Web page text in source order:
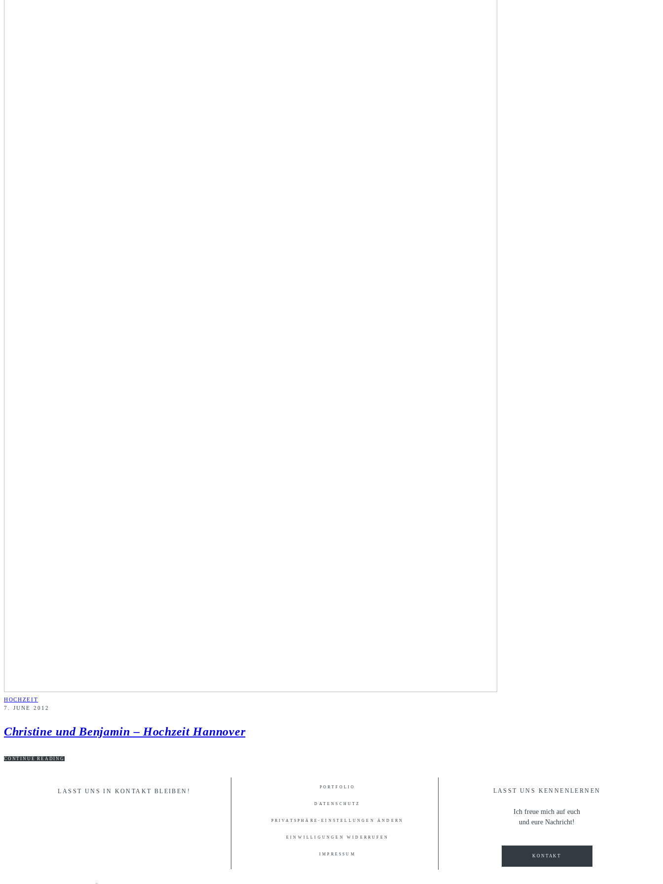
HOCHZEIT
7. JUNE 2012
Christine und Benjamin – Hochzeit Hannover
CONTINUE READING
PORTFOLIO
DATENSCHUTZ
PRIVATSPHÄRE-EINSTELLUNGEN ÄNDERN
EINWILLIGUNGEN WIDERRUFEN
IMPRESSUM
LASST UNS KENNENLERNEN
LASST UNS IN KONTAKT BLEIBEN!
Ich freue mich auf euch
und eure Nachricht!
KONTAKT